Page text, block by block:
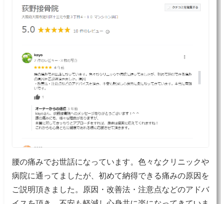
腰の痛みでお世話になっています。色々なクリニックや
病院に通ってましたが、初めて納得できる痛みの原因を
ご説明頂きました。原因・改善法・注意点などのアドバ